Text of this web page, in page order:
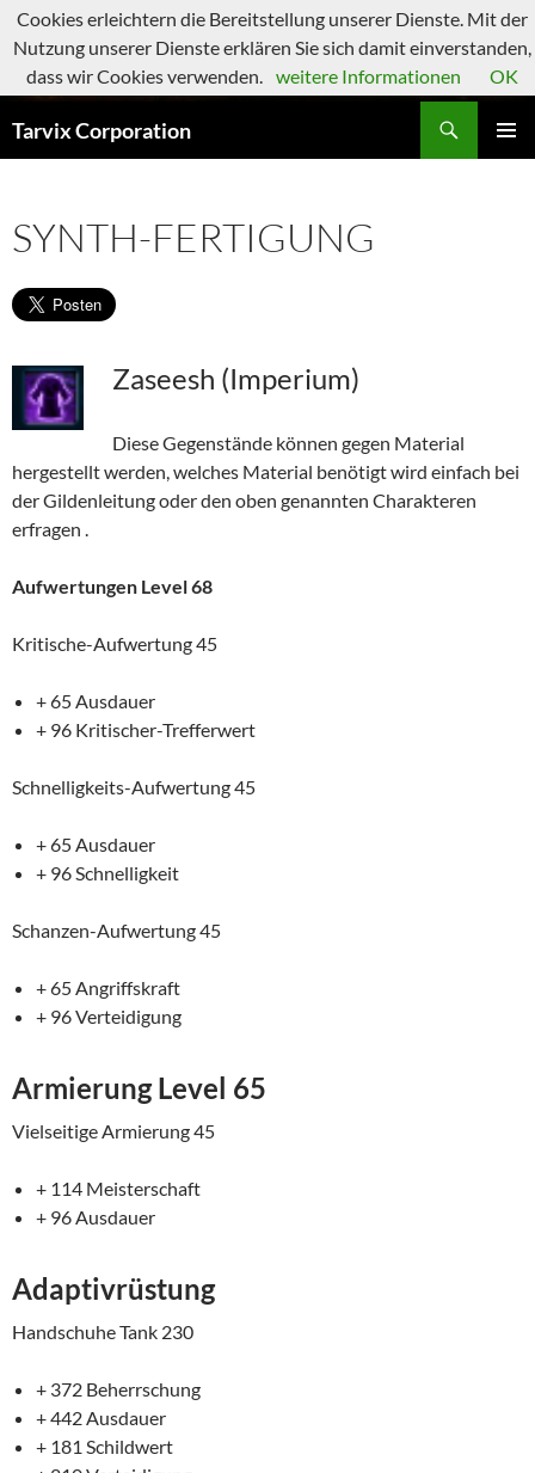
Zum
Inhalt
springen
Tarvix Corporation
SYNTH-FERTIGUNG
Zaseesh (Imperium)
Diese Gegenstände können gegen Material
hergestellt werden, welches Material benötigt wird einfach bei
der Gildenleitung oder den oben genannten Charakteren
erfragen .
Aufwertungen Level 68
Kritische-Aufwertung 45
+ 65 Ausdauer
+ 96 Kritischer-Trefferwert
Schnelligkeits-Aufwertung 45
+ 65 Ausdauer
+ 96 Schnelligkeit
Schanzen-Aufwertung 45
+ 65 Angriffskraft
+ 96 Verteidigung
Armierung Level 65
Vielseitige Armierung 45
+ 114 Meisterschaft
+ 96 Ausdauer
Adaptivrüstung
Handschuhe Tank 230
+ 372 Beherrschung
+ 442 Ausdauer
+ 181 Schildwert
Cookies erleichtern die Bereitstellung unserer Dienste. Mit der
Nutzung unserer Dienste erklären Sie sich damit einverstanden,
dass wir Cookies verwenden. weitere Informationen OK